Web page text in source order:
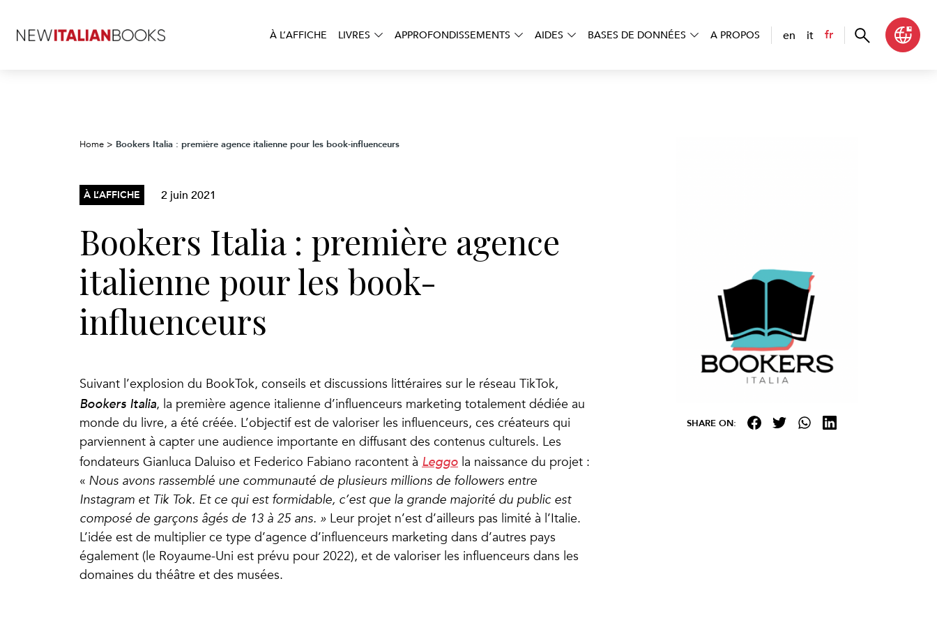
À L’AFFICHE LIVRES APPROFONDISSEMENTS AIDES BASES DE DONNÉES A PROPOS en it fr
Home > Bookers Italia : première agence italienne pour les book-influenceurs
À L’AFFICHE 2 juin 2021
Bookers Italia : première agence
italienne pour les book-
influenceurs
Suivant l’explosion du BookTok, conseils et discussions littéraires sur le réseau TikTok,
Bookers Italia, la première agence italienne d’influenceurs marketing totalement dédiée au
monde du livre, a été créée. L’objectif est de valoriser les influenceurs, ces créateurs qui
parviennent à capter une audience importante en diffusant des contenus culturels. Les
fondateurs Gianluca Daluiso et Federico Fabiano racontent à Leggo la naissance du projet :
« Nous avons rassemblé une communauté de plusieurs millions de followers entre
Instagram et Tik Tok. Et ce qui est formidable, c’est que la grande majorité du public est
composé de garçons âgés de 13 à 25 ans. » Leur projet n’est d’ailleurs pas limité à l’Italie.
L’idée est de multiplier ce type d’agence d’influenceurs marketing dans d’autres pays
également (le Royaume-Uni est prévu pour 2022), et de valoriser les influenceurs dans les
domaines du théâtre et des musées.
SHARE ON: